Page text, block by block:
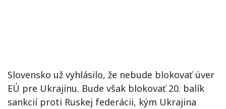
Slovensko už vyhlásilo, že nebude blokovať úver
EÚ pre Ukrajinu. Bude však blokovať 20. balík
sankcií proti Ruskej federácii, kým Ukrajina